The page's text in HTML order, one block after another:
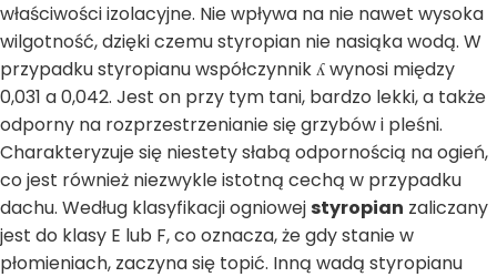
właściwości izolacyjne. Nie wpływa na nie nawet wysoka
wilgotność, dzięki czemu styropian nie nasiąka wodą. W
przypadku styropianu współczynnik ʎ wynosi między
0,031 a 0,042. Jest on przy tym tani, bardzo lekki, a także
odporny na rozprzestrzenianie się grzybów i pleśni.
Charakteryzuje się niestety słabą odpornością na ogień,
co jest również niezwykle istotną cechą w przypadku
dachu. Według klasyfikacji ogniowej styropian zaliczany
jest do klasy E lub F, co oznacza, że gdy stanie w
płomieniach, zaczyna się topić. Inną wadą styropianu